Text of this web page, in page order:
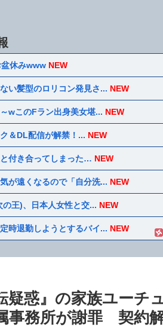
休みwww NEW
い髪型のロリコン発見さ... NEW
wこのFラン出身美女堪... NEW
＆DL配信が解禁！... NEW
付き合ってしまった… NEW
が遠くなるので「自分洗... NEW
の王)、日本人女性と交... NEW
時退勤しようとするバイ... NEW
疑惑』の家族ユー
務所が謝罪 契約解